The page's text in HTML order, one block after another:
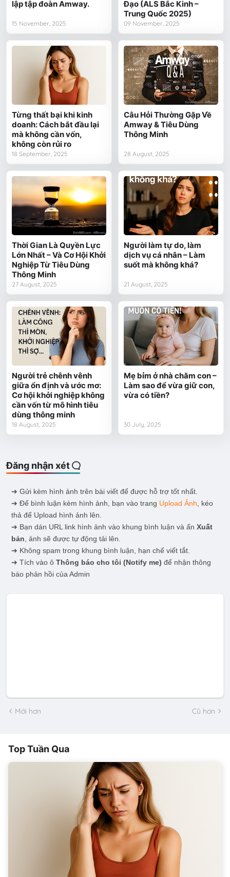
lập tập đoàn Amway.
15 November, 2025
Đạo (ALS Bắc Kinh –
Trung Quốc 2025)
09 November, 2025
Từng thất bại khi kinh
doanh: Cách bắt đầu lại
mà không cần vốn,
không còn rủi ro
18 September, 2025
Câu Hỏi Thường Gặp Về
Amway & Tiêu Dùng
Thông Minh
28 August, 2025
Thời Gian Là Quyền Lực
Lớn Nhất – Và Cơ Hội Khởi
Nghiệp Từ Tiêu Dùng
Thông Minh
27 August, 2025
Người làm tự do, làm
dịch vụ cá nhân – Làm
suốt mà không khá?
21 August, 2025
Người trẻ chênh vênh
giữa ổn định và ước mơ:
Cơ hội khởi nghiệp không
cần vốn từ mô hình tiêu
dùng thông minh
18 August, 2025
Mẹ bỉm ở nhà chăm con –
Làm sao để vừa giữ con,
vừa có tiền?
30 July, 2025
Đăng nhận xét
➔ Gửi kèm hình ảnh trên bài viết để được hỗ trợ tốt nhất.
➔ Để bình luận kèm hình ảnh, bạn vào trang Upload Ảnh , kéo
thả để Upload hình ảnh lên.
➔ Bạn dán URL link hình ảnh vào khung bình luận và ấnXuất
bản , ảnh sẽ được tự động tải lên.
➔ Không spam trong khung bình luận, hạn chế viết tắt.
➔ Tích vào ôThông báo cho tôi (Notify me)để nhận thông
báo phản hồi của Admin
Mới hơn Cũ hơn
Top Tuần Qua